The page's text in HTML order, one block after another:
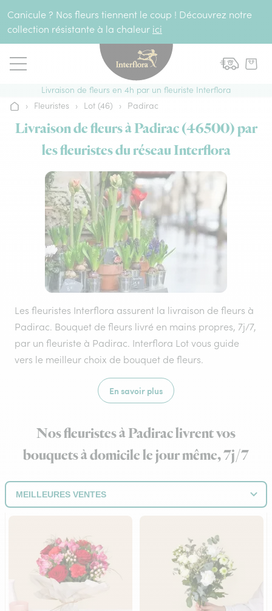
Canicule ? Nos fleurs tiennent le coup ! Découvrez notre
collection résistante à la chaleur ici
Livraison de fleurs en 4h par un fleuriste Interflora
Accueil
› Fleuristes › Lot (46) › Padirac
Livraison de fleurs à Padirac (46500) par
les fleuristes du réseau Interflora
Les fleuristes Interflora assurent la livraison de fleurs à
Padirac. Bouquet de fleurs livré en mains propres, 7j/7,
par un fleuriste à Padirac. Interflora Lot vous guide
vers le meilleur choix de bouquet de fleurs.
En savoir plus
Nos fleuristes à Padirac livrent vos
bouquets à domicile le jour même, 7j/7